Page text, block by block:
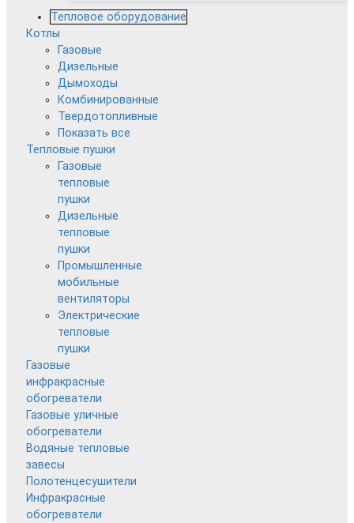
Тепловое оборудование
Котлы
Газовые
Дизельные
Дымоходы
Комбинированные
Твердотопливные
Показать все
Тепловые пушки
Газовые
тепловые
пушки
Дизельные
тепловые
пушки
Промышленные
мобильные
вентиляторы
Электрические
тепловые
пушки
Газовые
инфракрасные
обогреватели
Газовые уличные
обогреватели
Водяные тепловые
завесы
Полотенцесушители
Инфракрасные
обогреватели